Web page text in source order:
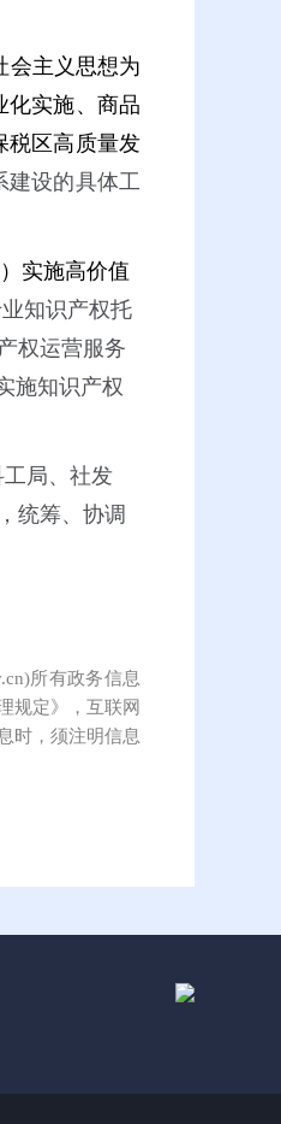
会主义思想为
化实施、商品
税区高质量发
建设的具体工
实施高价值
知识产权托
权运营服务
施知识产权
局、社发
统筹、协调
所有政务信息
规定》，互联网
时，须注明信息